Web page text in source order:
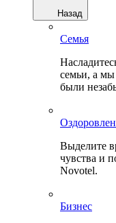
Назад
Семья
семьи, а мы
были
Выделите
чувства и
Novotel.
Бизнес